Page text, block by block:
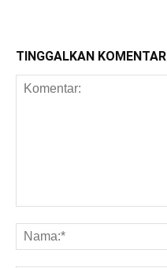
TINGGALKAN KOMENTAR